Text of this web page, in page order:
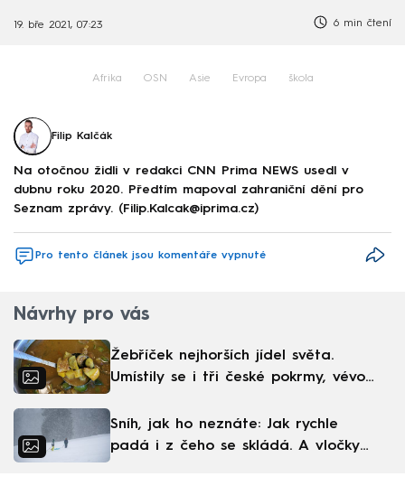
19. bře 2021, 07:23 6 min čtení
Afrika OSN Asie Evropa škola
Filip Kalčák
Na otočnou židli v redakci CNN Prima NEWS usedl v
dubnu roku 2020. Předtím mapoval zahraniční dění pro
Seznam zprávy. (Filip.Kalcak@iprima.cz)
Pro tento článek jsou komentáře vypnuté
Návrhy pro vás
Žebříček nejhorších jídel světa.
Umístily se i tři české pokrmy, vévodí
Sníh, jak ho neznáte: Jak rychle
padá i z čeho se skládá. A vločky